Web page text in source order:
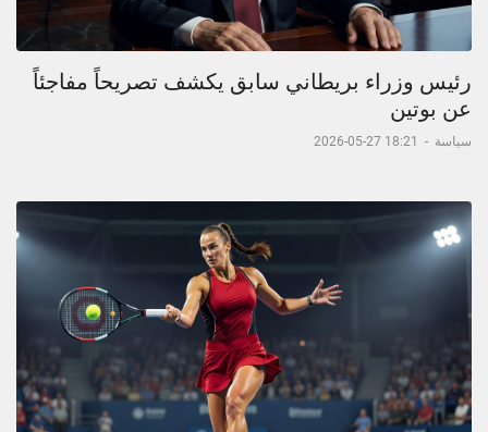
رئيس وزراء بريطاني سابق يكشف تصريحاً مفاجئاً
عن بوتين
سياسة -
18:21 27-05-2026